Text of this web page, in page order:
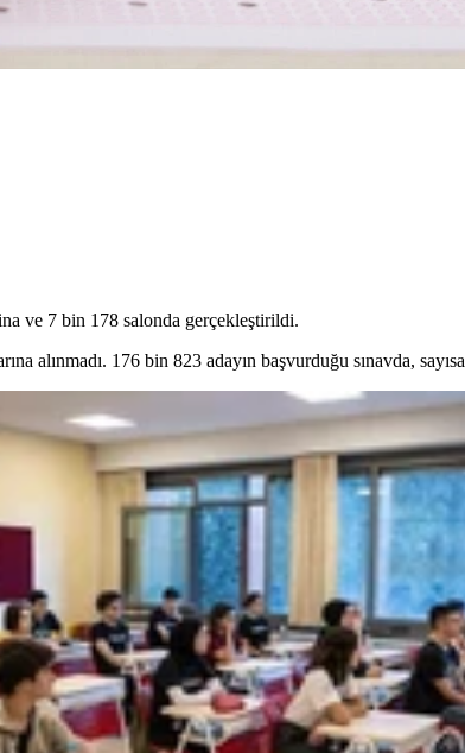
ve 7 bin 178 salonda gerçekleştirildi.
alınmadı. 176 bin 823 adayın başvurduğu sınavda,